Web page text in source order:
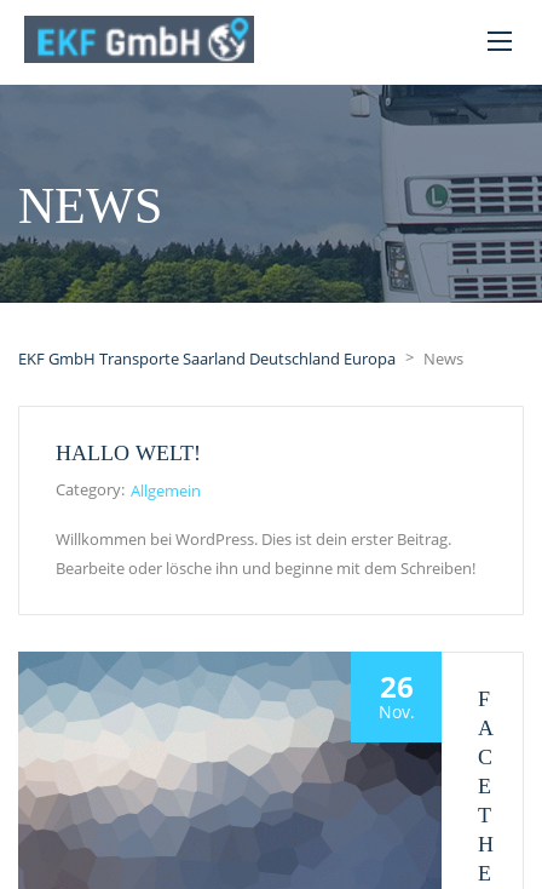
NEWS
EKF GmbH Transporte Saarland Deutschland Europa > News
HALLO WELT!
Category: Allgemein
Willkommen bei WordPress. Dies ist dein erster Beitrag.
Bearbeite oder lösche ihn und beginne mit dem Schreiben!
26
Nov.
F
A
C
E
T
H
E